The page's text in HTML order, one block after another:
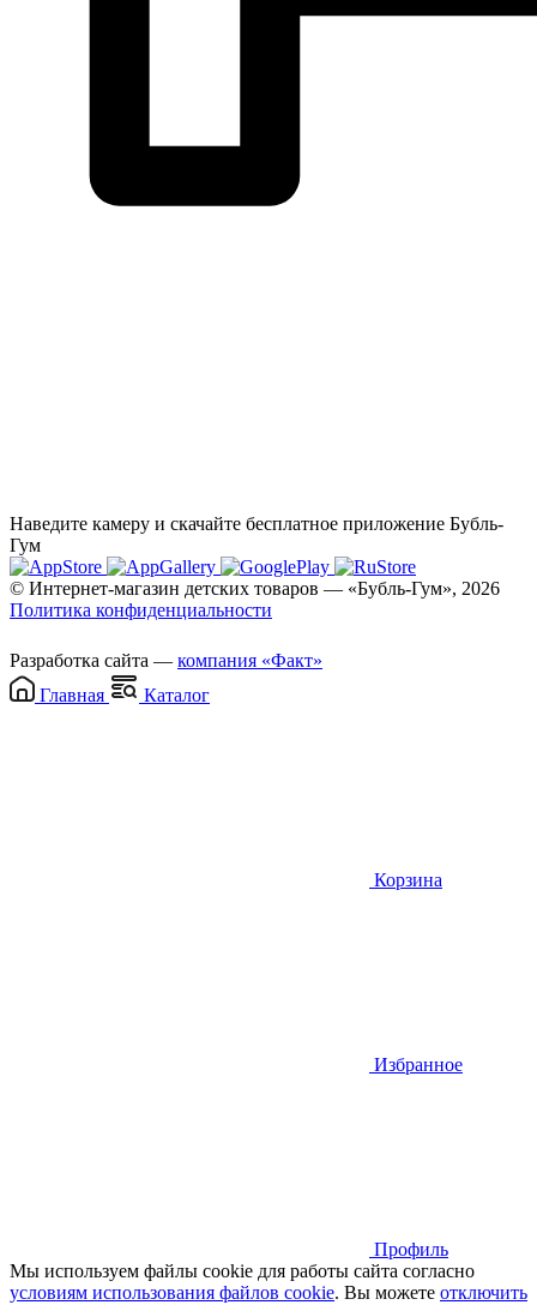
Наведите камеру и скачайте бесплатное приложение Бубль-
Гум
© Интернет-магазин детских товаров — «Бубль-Гум», 2026
Политика конфиденциальности
Разработка сайта — компания «Факт»
Главная
Каталог
Корзина
Избранное
Профиль
Мы используем файлы cookie для работы сайта согласно
условиям использования файлов cookie. Вы можете отключить